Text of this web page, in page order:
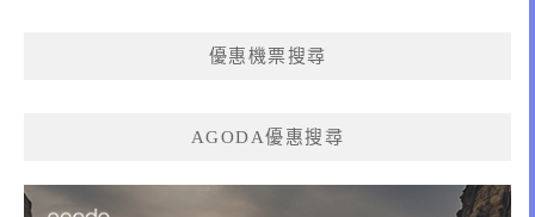
優惠機票搜尋
AGODA優惠搜尋